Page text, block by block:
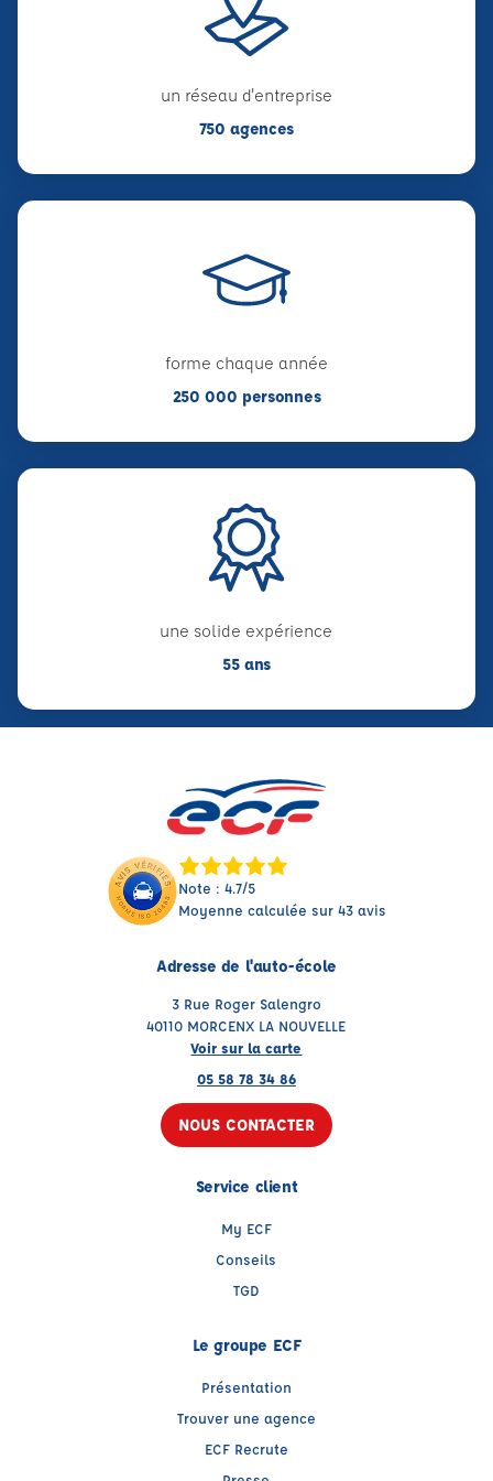
un réseau d'entreprise
750 agences
forme chaque année
250 000 personnes
une solide expérience
55 ans
Note : 4.7/5
Moyenne calculée sur 43 avis
Adresse de l'auto-école
3 Rue Roger Salengro
40110 MORCENX LA NOUVELLE
Voir sur la carte
05 58 78 34 86
NOUS CONTACTER
Service client
My ECF
Conseils
TGD
Le groupe ECF
Présentation
Trouver une agence
ECF Recrute